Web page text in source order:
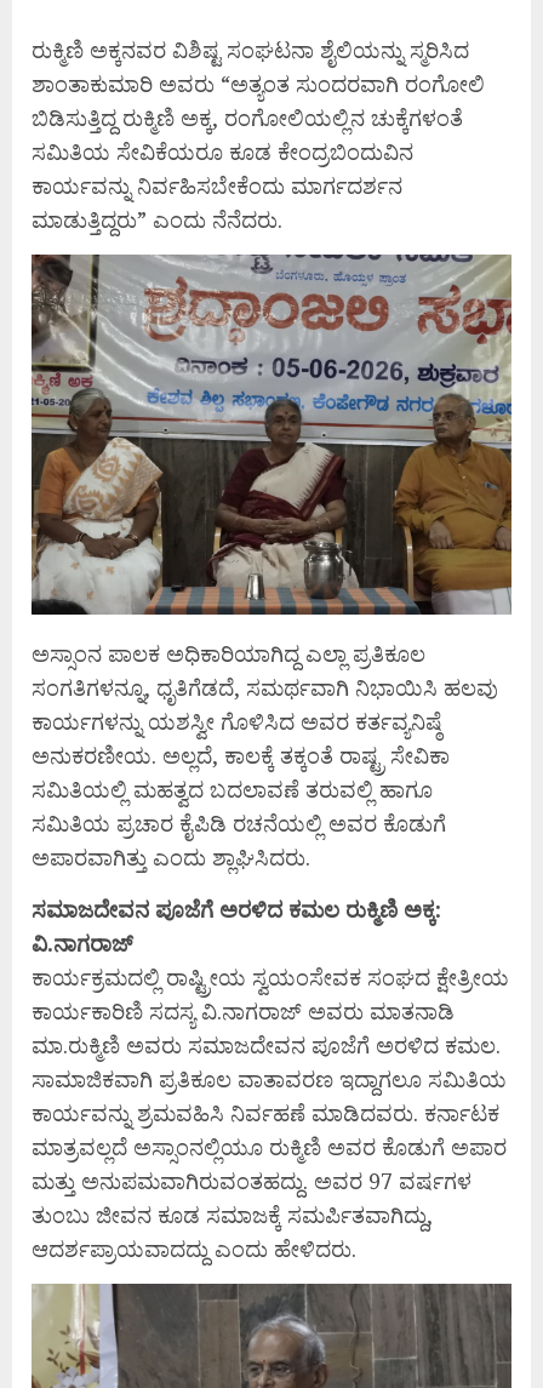
ರುಕ್ಮಿಣಿ ಅಕ್ಕನವರ ವಿಶಿಷ್ಟ ಸಂಘಟನಾ ಶೈಲಿಯನ್ನು ಸ್ಮರಿಸಿದ
ಶಾಂತಾಕುಮಾರಿ ಅವರು “ಅತ್ಯಂತ ಸುಂದರವಾಗಿ ರಂಗೋಲಿ
ಬಿಡಿಸುತ್ತಿದ್ದ ರುಕ್ಮಿಣಿ ಅಕ್ಕ, ರಂಗೋಲಿಯಲ್ಲಿನ ಚುಕ್ಕೆಗಳಂತೆ
ಸಮಿತಿಯ ಸೇವಿಕೆಯರೂ ಕೂಡ ಕೇಂದ್ರಬಿಂದುವಿನ
ಕಾರ್ಯವನ್ನು ನಿರ್ವಹಿಸಬೇಕೆಂದು ಮಾರ್ಗದರ್ಶನ
ಮಾಡುತ್ತಿದ್ದರು” ಎಂದು ನೆನೆದರು.
ಅಸ್ಸಾಂನ ಪಾಲಕ ಅಧಿಕಾರಿಯಾಗಿದ್ದ ಎಲ್ಲಾ ಪ್ರತಿಕೂಲ
ಸಂಗತಿಗಳನ್ನೂ, ಧೃತಿಗೆಡದೆ, ಸಮರ್ಥವಾಗಿ ನಿಭಾಯಿಸಿ ಹಲವು
ಕಾರ್ಯಗಳನ್ನು ಯಶಸ್ವೀ ಗೊಳಿಸಿದ ಅವರ ಕರ್ತವ್ಯನಿಷ್ಠೆ
ಅನುಕರಣೀಯ. ಅಲ್ಲದೆ, ಕಾಲಕ್ಕೆ ತಕ್ಕಂತೆ ರಾಷ್ಟ್ರ ಸೇವಿಕಾ
ಸಮಿತಿಯಲ್ಲಿ ಮಹತ್ವದ ಬದಲಾವಣೆ ತರುವಲ್ಲಿ ಹಾಗೂ
ಸಮಿತಿಯ ಪ್ರಚಾರ ಕೈಪಿಡಿ ರಚನೆಯಲ್ಲಿ ಅವರ ಕೊಡುಗೆ
ಅಪಾರವಾಗಿತ್ತು ಎಂದು ಶ್ಲಾಘಿಸಿದರು.
ಸಮಾಜದೇವನ ಪೂಜೆಗೆ ಅರಳಿದ ಕಮಲ ರುಕ್ಮಿಣಿ ಅಕ್ಕ:
ವಿ.ನಾಗರಾಜ್
ಕಾರ್ಯಕ್ರಮದಲ್ಲಿ ರಾಷ್ಟ್ರೀಯ ಸ್ವಯಂಸೇವಕ ಸಂಘದ ಕ್ಷೇತ್ರೀಯ
ಕಾರ್ಯಕಾರಿಣಿ ಸದಸ್ಯ ವಿ.ನಾಗರಾಜ್ ಅವರು ಮಾತನಾಡಿ
ಮಾ.ರುಕ್ಮಿಣಿ ಅವರು ಸಮಾಜದೇವನ ಪೂಜೆಗೆ ಅರಳಿದ ಕಮಲ.
ಸಾಮಾಜಿಕವಾಗಿ ಪ್ರತಿಕೂಲ ವಾತಾವರಣ ಇದ್ದಾಗಲೂ ಸಮಿತಿಯ
ಕಾರ್ಯವನ್ನು ಶ್ರಮವಹಿಸಿ ನಿರ್ವಹಣೆ ಮಾಡಿದವರು. ಕರ್ನಾಟಕ
ಮಾತ್ರವಲ್ಲದೆ ಅಸ್ಸಾಂನಲ್ಲಿಯೂ ರುಕ್ಮಿಣಿ ಅವರ ಕೊಡುಗೆ ಅಪಾರ
ಮತ್ತು ಅನುಪಮವಾಗಿರುವಂತಹದ್ದು. ಅವರ 97 ವರ್ಷಗಳ
ತುಂಬು ಜೀವನ ಕೂಡ ಸಮಾಜಕ್ಕೆ ಸಮರ್ಪಿತವಾಗಿದ್ದು,
ಆದರ್ಶಪ್ರಾಯವಾದದ್ದು ಎಂದು ಹೇಳಿದರು.